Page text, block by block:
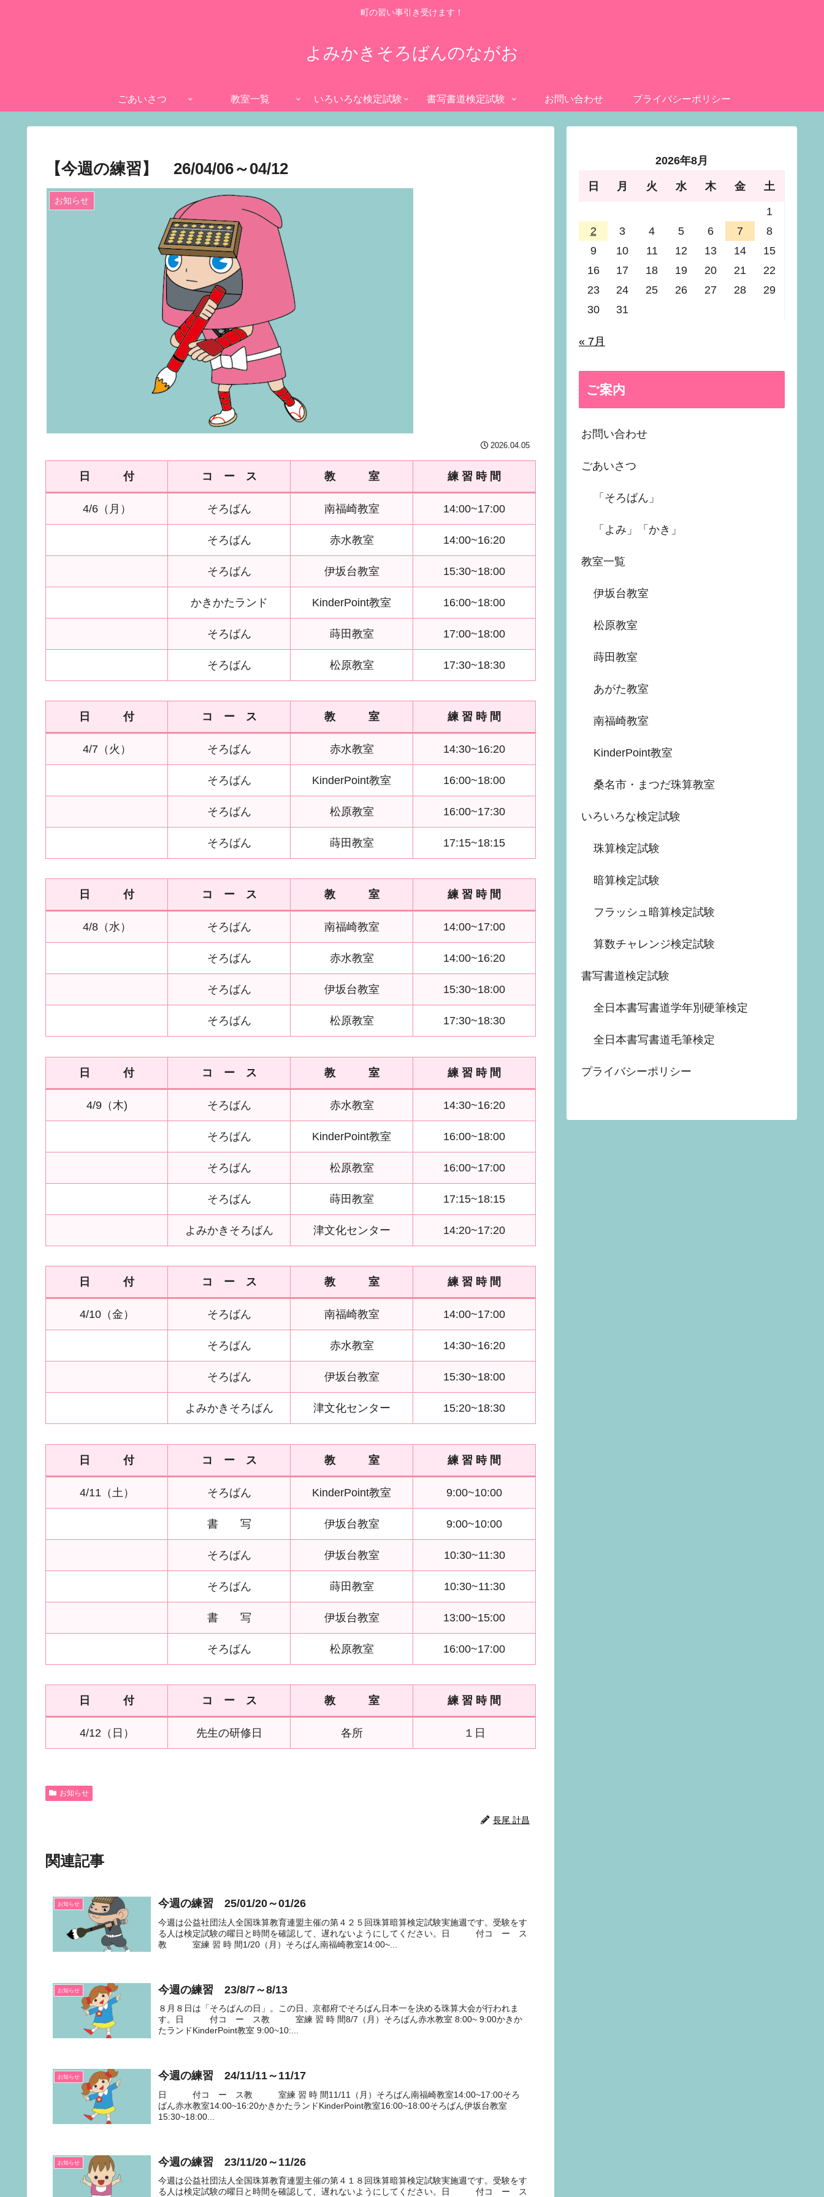
町の習い事引き受けます！
よみかきそろばんのながお
ごあいさつ 教室一覧 いろいろな検定試験 書写書道検定試験 お問い合わせ プライバシーポリシー
【今週の練習】 26/04/06～04/12
お知らせ
2026.04.05
日 付 コ ー ス 教 室 練 習 時 間
4/6（月） そろばん 南福崎教室 14:00~17:00
そろばん 赤水教室 14:00~16:20
そろばん 伊坂台教室 15:30~18:00
かきかたランド KinderPoint教室 16:00~18:00
そろばん 蒔田教室 17:00~18:00
そろばん 松原教室 17:30~18:30
日 付 コ ー ス 教 室 練 習 時 間
4/7（火） そろばん 赤水教室 14:30~16:20
そろばん KinderPoint教室 16:00~18:00
そろばん 松原教室 16:00~17:30
そろばん 蒔田教室 17:15~18:15
日 付 コ ー ス 教 室 練 習 時 間
4/8（水） そろばん 南福崎教室 14:00~17:00
そろばん 赤水教室 14:00~16:20
そろばん 伊坂台教室 15:30~18:00
そろばん 松原教室 17:30~18:30
日 付 コ ー ス 教 室 練 習 時 間
4/9（木) そろばん 赤水教室 14:30~16:20
そろばん KinderPoint教室 16:00~18:00
そろばん 松原教室 16:00~17:00
そろばん 蒔田教室 17:15~18:15
よみかきそろばん 津文化センター 14:20~17:20
日 付 コ ー ス 教 室 練 習 時 間
4/10（金） そろばん 南福崎教室 14:00~17:00
そろばん 赤水教室 14:30~16:20
そろばん 伊坂台教室 15:30~18:00
よみかきそろばん 津文化センター 15:20~18:30
日 付 コ ー ス 教 室 練 習 時 間
4/11（土） そろばん KinderPoint教室 9:00~10:00
書 写 伊坂台教室 9:00~10:00
そろばん 伊坂台教室 10:30~11:30
そろばん 蒔田教室 10:30~11:30
書 写 伊坂台教室 13:00~15:00
そろばん 松原教室 16:00~17:00
日 付 コ ー ス 教 室 練 習 時 間
4/12（日） 先生の研修日 各所 １日
お知らせ
長尾 計昌
関連記事
お知らせ 今週の練習 25/01/20～01/26
今週は公益社団法人全国珠算教育連盟主催の第４２５回珠算暗算検定試験実施週です。受験をす
る人は検定試験の曜日と時間を確認して、遅れないようにしてください。日 付コ ー ス
教 室練 習 時 間1/20（月）そろばん南福崎教室14:00~...
お知らせ 今週の練習 23/8/7～8/13
８月８日は「そろばんの日」。この日、京都府でそろばん日本一を決める珠算大会が行われま
す。日 付コ ー ス教 室練 習 時 間8/7（月）そろばん赤水教室 8:00~ 9:00かきか
たランドKinderPoint教室 9:00~10:...
お知らせ 今週の練習 24/11/11～11/17
日 付コ ー ス教 室練 習 時 間11/11（月）そろばん南福崎教室14:00~17:00そろ
ばん赤水教室14:00~16:20かきかたランドKinderPoint教室16:00~18:00そろばん伊坂台教室
15:30~18:00...
お知らせ 今週の練習 23/11/20～11/26
今週は公益社団法人全国珠算教育連盟主催の第４１８回珠算暗算検定試験実施週です。受験をす
る人は検定試験の曜日と時間を確認して、遅れないようにしてください。日 付コ ー ス
2026年8月
日 月 火 水 木 金 土
1
2
3 4 5 6 7
8
9
10 11 12 13 14
15
16
17 18 19 20 21
22
23
24 25 26 27 28
29
30
31
« 7月
ご案内
お問い合わせ
ごあいさつ
「そろばん」
「よみ」「かき」
教室一覧
伊坂台教室
松原教室
蒔田教室
あがた教室
南福崎教室
KinderPoint教室
桑名市・まつだ珠算教室
いろいろな検定試験
珠算検定試験
暗算検定試験
フラッシュ暗算検定試験
算数チャレンジ検定試験
書写書道検定試験
全日本書写書道学年別硬筆検定
全日本書写書道毛筆検定
プライバシーポリシー